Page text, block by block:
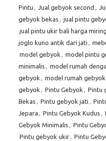
Pintu , Jual gebyok second ,
gebyok bekas , jual pintu
jual pintu ukir bali harga miring
joglo kuno antik dari jati ,
model gebyok , model pintu
minimalis , model rumah
gebyok , model rumah
gebyok , Pintu Gebyok , Pintu
Bekas , Pintu gebyok jati ,
Jepara , Pintu Gebyok Kudus ,
Gebyok Minimalis , Pintu
Pintu gebyok ukir, Pintu